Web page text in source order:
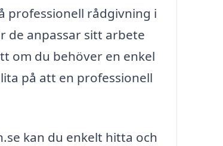
professionell rådgivning i
de anpassar sitt arbete
om du behöver en enkel
på att en professionell
kan du enkelt hitta och